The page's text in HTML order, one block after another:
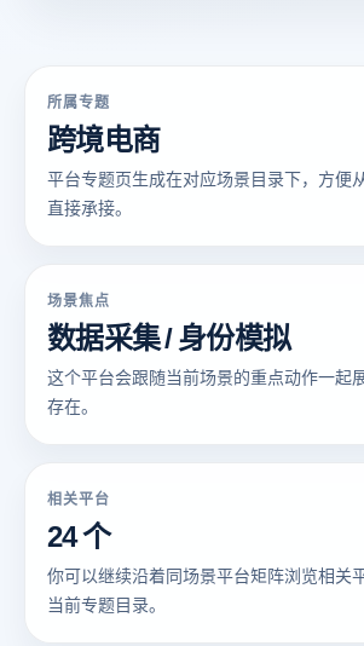
所属专题
跨境电商
平台专题页生成在对应场景目录下，方便
直接承接。
场景焦点
数据采集 / 身份模拟
这个平台会跟随当前场景的重点动作一起
存在。
相关平台
24 个
你可以继续沿着同场景平台矩阵浏览相关
当前专题目录。